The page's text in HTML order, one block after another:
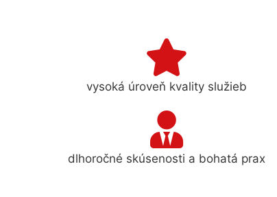
vysoká úroveň kvality služieb
dlhoročné skúsenosti a bohatá prax